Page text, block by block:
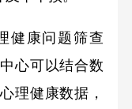
康问题筛查
心可以结合数
理健康数据，